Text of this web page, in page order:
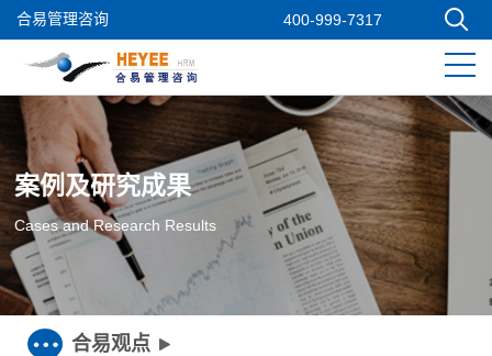
合易管理咨询 400-999-7317
案例及研究成果
Cases and Research Results
合易观点